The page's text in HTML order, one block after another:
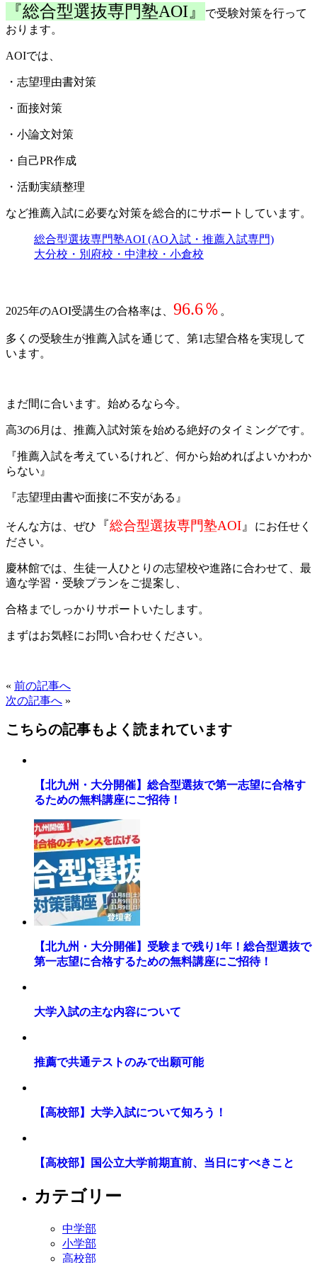
『総合型選抜専門塾AOI』
で受験対策を行って
おります。
AOIでは、
・志望理由書対策
・面接対策
・小論文対策
・自己PR作成
・活動実績整理
など推薦入試に必要な対策を総合的にサポートしています。
総合型選抜専門塾AOI (AO入試・推薦入試専門)
大分校・別府校・中津校・小倉校
2025年のAOI受講生の合格率は、 96.6％ 。
多くの受験生が推薦入試を通じて、第1志望合格を実現して
います。
まだ間に合います。始めるなら今。
高3の6月は、推薦入試対策を始める絶好のタイミングです。
『推薦入試を考えているけれど、何から始めればよいかわか
らない』
『志望理由書や面接に不安がある』
そんな方は、ぜひ 『総合型選抜専門塾AOI 』
にお任せく
ださい。
慶林館では、生徒一人ひとりの志望校や進路に合わせて、最
適な学習・受験プランをご提案し、
合格までしっかりサポートいたします。
まずはお気軽にお問い合わせください。
« 前の記事へ
次の記事へ »
こちらの記事もよく読まれています
【北九州・大分開催】総合型選抜で第一志望に合格す
るための無料講座にご招待！
【北九州・大分開催】受験まで残り1年！総合型選抜で
第一志望に合格するための無料講座にご招待！
大学入試の主な内容について
推薦で共通テストのみで出願可能
【高校部】大学入試について知ろう！
【高校部】国公立大学前期直前、当日にすべきこと
カテゴリー
中学部
小学部
高校部